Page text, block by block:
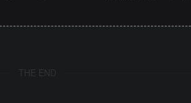
THE END